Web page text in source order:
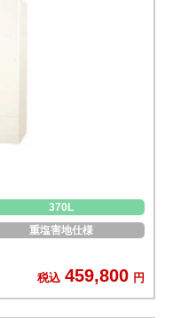
370L
重塩害地仕様
税込 459,800 円